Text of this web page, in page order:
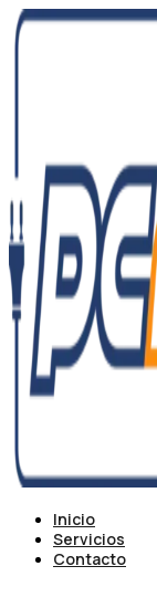
Ir
al
Inicio
Servicios
Contacto